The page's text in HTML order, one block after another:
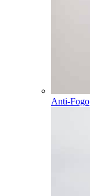
Anti-Fogo